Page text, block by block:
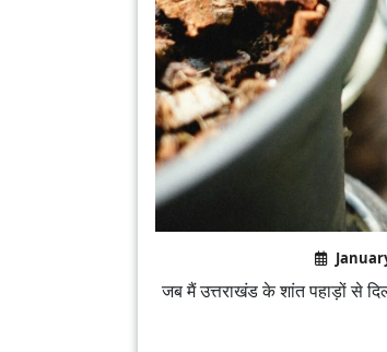
जब मैं उत्तराखंड के शांत पहाड़ों से